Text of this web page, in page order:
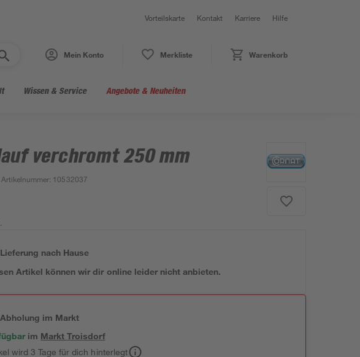
Vorteilskarte Kontakt Karriere Hilfe
Mein Konto Merkliste Warenkorb
Wissen & Service Angebote & Neuheiten
verchromt 250 mm
Artikelnummer: 10532037
Lieferung nach Hause
Artikel können wir dir online leider nicht anbieten.
Abholung im Markt
im MarktTroisdorf
wird 3 Tage für dich hinterlegt